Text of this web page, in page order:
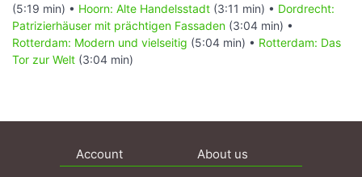
(5:19 min) • Hoorn: Alte Handelsstadt (3:11 min) • Dordrecht:
Patrizierhäuser mit prächtigen Fassaden (3:04 min) •
Rotterdam: Modern und vielseitig (5:04 min) • Rotterdam: Das
Tor zur Welt (3:04 min)
Account About us